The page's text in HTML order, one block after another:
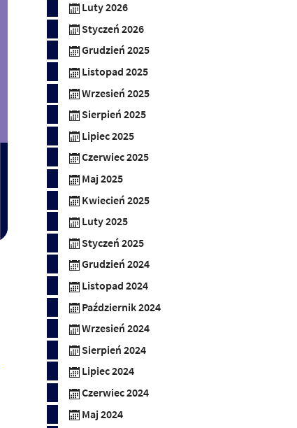
Luty 2026
Styczeń 2026
Grudzień 2025
Listopad 2025
Wrzesień 2025
Sierpień 2025
Lipiec 2025
Czerwiec 2025
Maj 2025
Kwiecień 2025
Luty 2025
Styczeń 2025
Grudzień 2024
Listopad 2024
Październik 2024
Wrzesień 2024
Sierpień 2024
Lipiec 2024
Czerwiec 2024
Maj 2024